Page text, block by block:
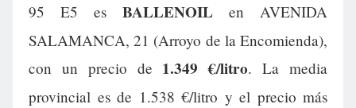
95 E5 es BALLENOIL en AVENIDA
SALAMANCA, 21 (Arroyo de la Encomienda),
con un precio de 1.349 €/litro. La media
provincial es de 1.538 €/litro y el precio más